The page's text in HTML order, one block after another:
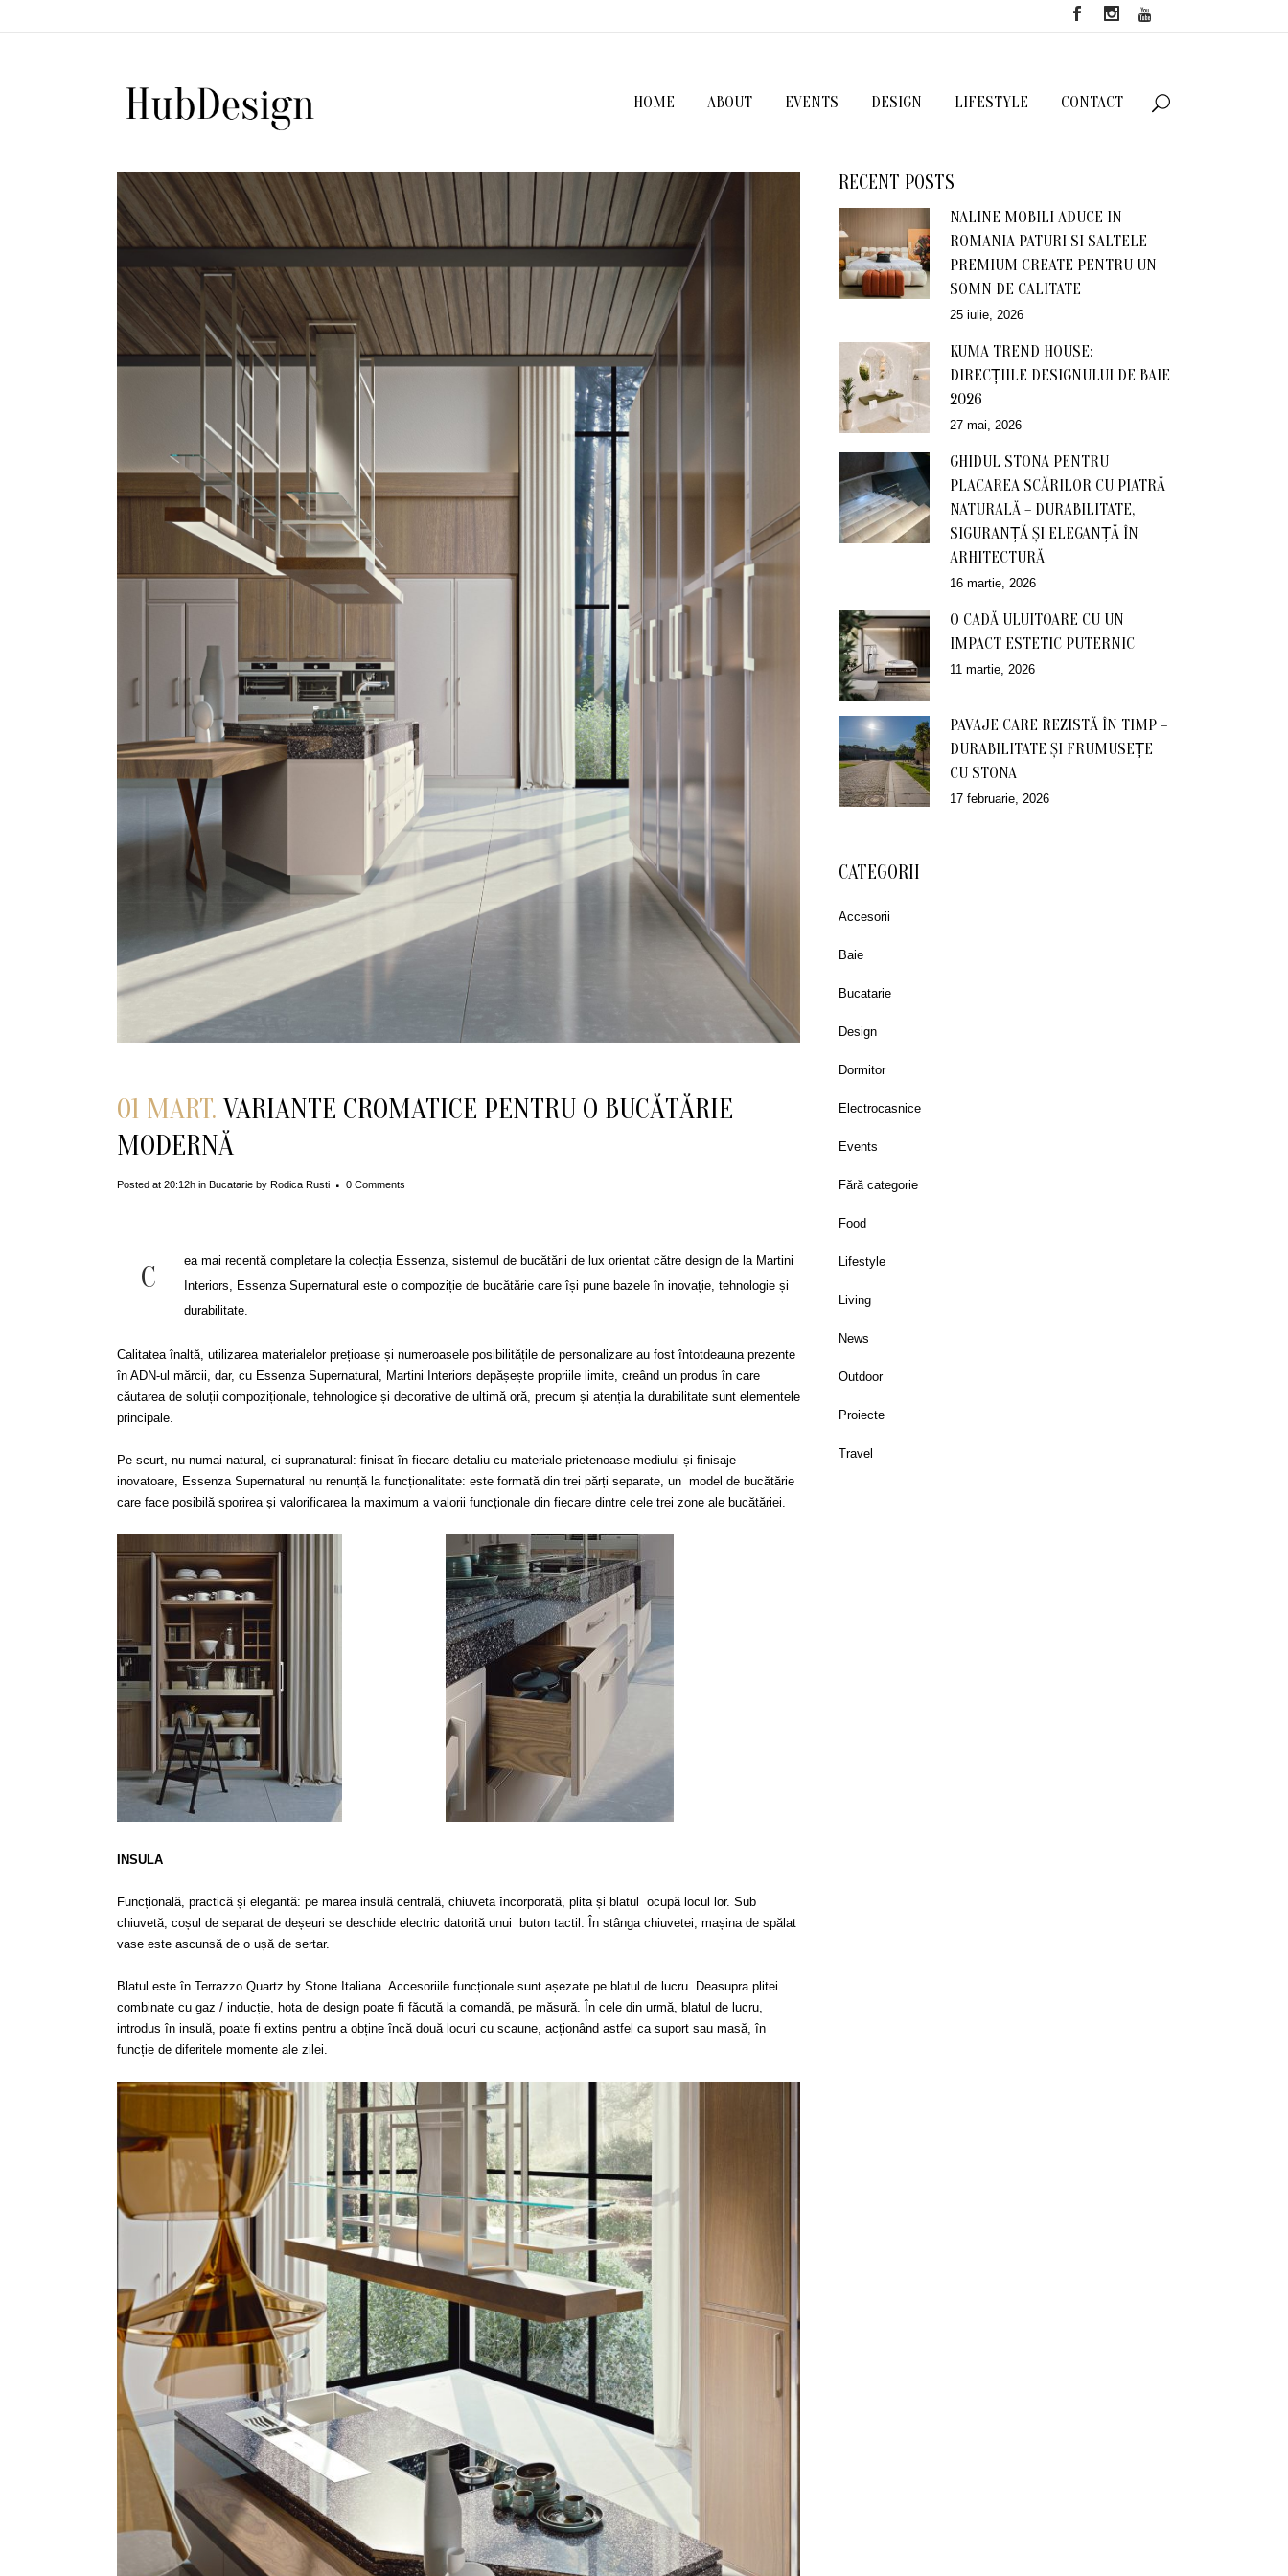
HOME ABOUT EVENTS DESIGN LIFESTYLE CONTACT
01 MART. VARIANTE CROMATICE PENTRU O BUCĂTĂRIE
MODERNĂ
Posted at 20:12h in Bucatarie by Rodica Rusti 0 Comments
C
ea mai recentă completare la colecția Essenza, sistemul de bucătării de lux orientat către design de la Martini
Interiors, Essenza Supernatural este o compoziție de bucătărie care își pune bazele în inovație, tehnologie și
durabilitate.
Calitatea înaltă, utilizarea materialelor prețioase și numeroasele posibilitățile de personalizare au fost întotdeauna prezente
în ADN-ul mărcii, dar, cu Essenza Supernatural, Martini Interiors depășește propriile limite, creând un produs în care
căutarea de soluții compoziționale, tehnologice și decorative de ultimă oră, precum și atenția la durabilitate sunt elementele
principale.
Pe scurt, nu numai natural, ci supranatural: finisat în fiecare detaliu cu materiale prietenoase mediului și finisaje
inovatoare, Essenza Supernatural nu renunță la funcționalitate: este formată din trei părți separate, un model de bucătărie
care face posibilă sporirea și valorificarea la maximum a valorii funcționale din fiecare dintre cele trei zone ale bucătăriei.
INSULA
Funcțională, practică și elegantă: pe marea insulă centrală, chiuveta încorporată, plita și blatul ocupă locul lor. Sub
chiuvetă, coșul de separat de deșeuri se deschide electric datorită unui buton tactil. În stânga chiuvetei, mașina de spălat
vase este ascunsă de o ușă de sertar.
Blatul este în Terrazzo Quartz by Stone Italiana. Accesoriile funcționale sunt așezate pe blatul de lucru. Deasupra plitei
combinate cu gaz / inducție, hota de design poate fi făcută la comandă, pe măsură. În cele din urmă, blatul de lucru,
introdus în insulă, poate fi extins pentru a obține încă două locuri cu scaune, acționând astfel ca suport sau masă, în
funcție de diferitele momente ale zilei.
RECENT POSTS
NALINE MOBILI ADUCE IN
ROMANIA PATURI SI SALTELE
PREMIUM CREATE PENTRU UN
SOMN DE CALITATE
25 iulie, 2026
KUMA TREND HOUSE:
DIRECȚIILE DESIGNULUI DE BAIE
2026
27 mai, 2026
GHIDUL STONA PENTRU
PLACAREA SCĂRILOR CU PIATRĂ
NATURALĂ – DURABILITATE,
SIGURANȚĂ ȘI ELEGANȚĂ ÎN
ARHITECTURĂ
16 martie, 2026
O CADĂ ULUITOARE CU UN
IMPACT ESTETIC PUTERNIC
11 martie, 2026
PAVAJE CARE REZISTĂ ÎN TIMP –
DURABILITATE ȘI FRUMUSEȚE
CU STONA
17 februarie, 2026
CATEGORII
Accesorii
Baie
Bucatarie
Design
Dormitor
Electrocasnice
Events
Fără categorie
Food
Lifestyle
Living
News
Outdoor
Proiecte
Travel